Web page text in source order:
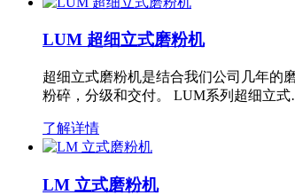
LUM 超细立式磨粉机
超细立式磨粉机是结合我们公司几年的
粉碎，分级和交付。 LUM系列超细立
了解详情
LM 立式磨粉机